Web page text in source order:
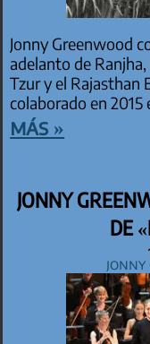
Jonny Greenwood
adelanto de
Tzur y el Rajasthan
colaborado en 2015
más »
JONNY
DE